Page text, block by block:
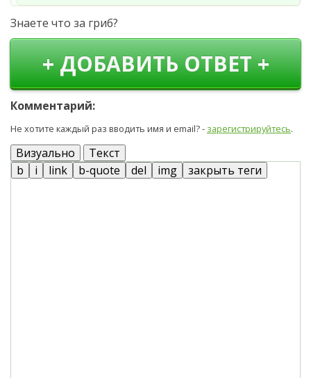
Знаете что за гриб?
+ ДОБАВИТЬ ОТВЕТ +
Комментарий:
Не хотите каждый раз вводить имя и email? - зарегистрируйтесь.
Визуально Текст